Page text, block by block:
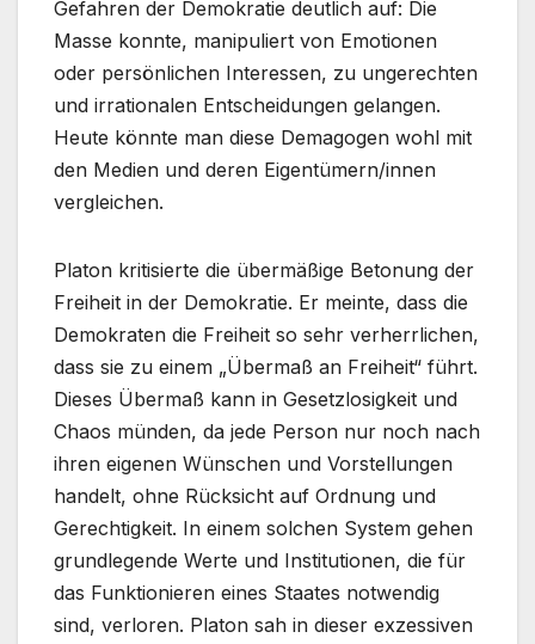
Gefahren der Demokratie deutlich auf: Die
Masse konnte, manipuliert von Emotionen
oder persönlichen Interessen, zu ungerechten
und irrationalen Entscheidungen gelangen.
Heute könnte man diese Demagogen wohl mit
den Medien und deren Eigentümern/innen
vergleichen.
Platon kritisierte die übermäßige Betonung der
Freiheit in der Demokratie. Er meinte, dass die
Demokraten die Freiheit so sehr verherrlichen,
dass sie zu einem „Übermaß an Freiheit“ führt.
Dieses Übermaß kann in Gesetzlosigkeit und
Chaos münden, da jede Person nur noch nach
ihren eigenen Wünschen und Vorstellungen
handelt, ohne Rücksicht auf Ordnung und
Gerechtigkeit. In einem solchen System gehen
grundlegende Werte und Institutionen, die für
das Funktionieren eines Staates notwendig
sind, verloren. Platon sah in dieser exzessiven